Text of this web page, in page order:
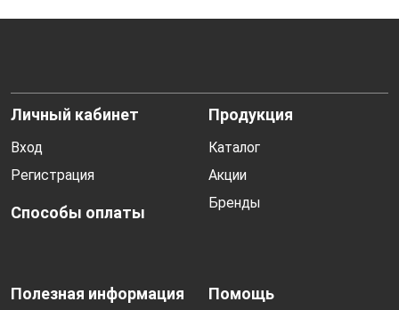
Личный кабинет
Вход
Регистрация
Способы оплаты
Продукция
Каталог
Акции
Бренды
Полезная информация Помощь